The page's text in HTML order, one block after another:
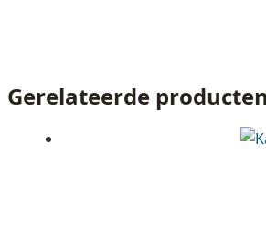
Gerelateerde producten